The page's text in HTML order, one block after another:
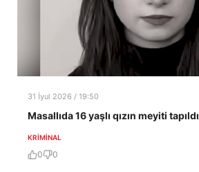
31 İyul 2026 / 19:50
Masallıda 16 yaşlı qızın meyiti tapıldı
KRIMINAL
0 0